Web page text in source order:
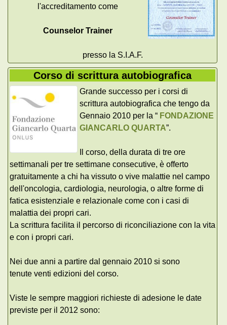
l'accreditamento come
Counselor Trainer
presso la S.I.A.F.
Corso di scrittura autobiografica
Grande successo per i corsi di
scrittura autobiografica che tengo da
Gennaio 2010 per la “ FONDAZIONE
GIANCARLO QUARTA”.
Il corso, della durata di tre ore
settimanali per tre settimane consecutive, è offerto
gratuitamente a chi ha vissuto o vive malattie nel campo
dell'oncologia, cardiologia, neurologia, o altre forme di
fatica esistenziale e relazionale come con i casi di
malattia dei propri cari.
La scrittura facilita il percorso di riconciliazione con la vita
e con i propri cari.
Nei due anni a partire dal gennaio 2010 si sono
tenute venti edizioni del corso.
Viste le sempre maggiori richieste di adesione le date
previste per il 2012 sono: